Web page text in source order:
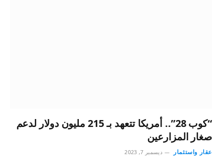
“كوب 28”.. أمريكا تتعهد بـ 215 مليون دولار لدعم
صغار المزارعين
عقار واستثمار ديسمبر 7, 2023